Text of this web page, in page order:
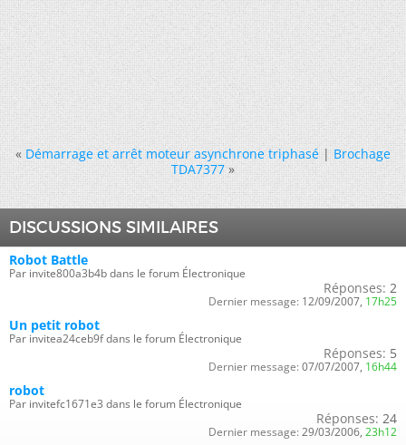
« Démarrage et arrêt moteur asynchrone triphasé|Brochage
TDA7377 »
DISCUSSIONS SIMILAIRES
Robot Battle
Par invite800a3b4b dans le forum Électronique
Réponses: 2
Dernier message: 12/09/2007, 17h25
Un petit robot
Par invitea24ceb9f dans le forum Électronique
Réponses: 5
Dernier message: 07/07/2007, 16h44
robot
Par invitefc1671e3 dans le forum Électronique
Réponses: 24
Dernier message: 29/03/2006, 23h12